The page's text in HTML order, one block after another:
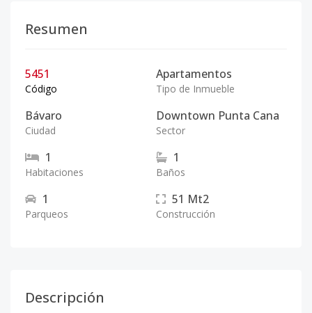
Resumen
5451
Código
Apartamentos
Tipo de Inmueble
Bávaro
Ciudad
Downtown Punta Cana
Sector
1
Habitaciones
1
Baños
1
Parqueos
51 Mt2
Construcción
Descripción